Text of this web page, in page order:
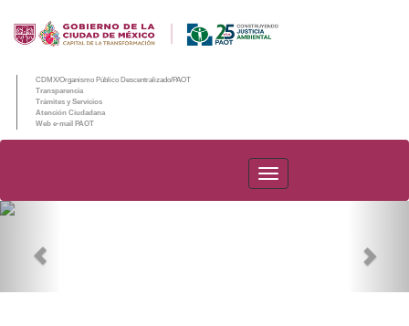
CDMX/Organismo Público Descentralizado/PAOT
Transparencia
Trámites y Servicios
Atención Ciudadana
Web e-mail PAOT
PAOT